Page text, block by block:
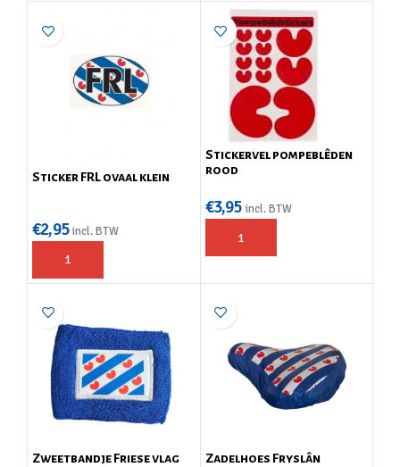
Sticker FRL ovaal klein
€2,95 incl. BTW
Stickervel pompeblêden
rood
€3,95 incl. BTW
Zweetbandje Friese vlag Zadelhoes Fryslân